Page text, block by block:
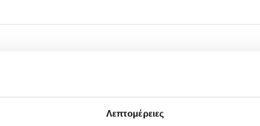
Λεπτομέρειες
Νοσοκομείο Ιωαννίνων